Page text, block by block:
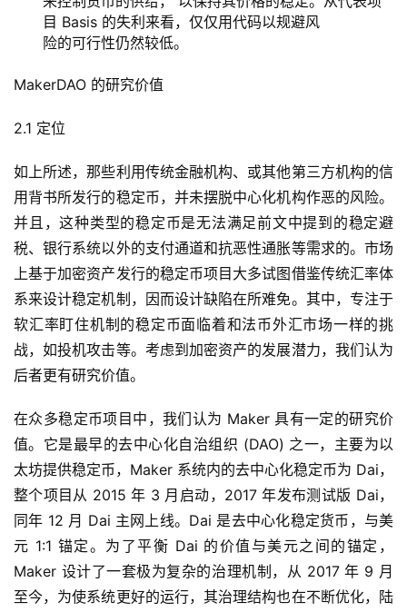
目 Basis 的失利来看，仅仅用代码以规避风
险的可行性仍然较低。
MakerDAO 的研究价值
2.1 定位
如上所述，那些利用传统金融机构、或其他第三方机构的信
用背书所发行的稳定币，并未摆脱中心化机构作恶的风险。
并且，这种类型的稳定币是无法满足前文中提到的稳定避
税、银行系统以外的支付通道和抗恶性通胀等需求的。市场
上基于加密资产发行的稳定币项目大多试图借鉴传统汇率体
系来设计稳定机制，因而设计缺陷在所难免。其中，专注于
软汇率盯住机制的稳定币面临着和法币外汇市场一样的挑
战，如投机攻击等。考虑到加密资产的发展潜力，我们认为
后者更有研究价值。
在众多稳定币项目中，我们认为 Maker 具有一定的研究价
值。它是最早的去中心化自治组织 (DAO) 之一，主要为以
太坊提供稳定币，Maker 系统内的去中心化稳定币为 Dai，
整个项目从 2015 年 3 月启动，2017 年发布测试版 Dai，
同年 12 月 Dai 主网上线。Dai 是去中心化稳定货币，与美
元 1:1 锚定。为了平衡 Dai 的价值与美元之间的锚定，
Maker 设计了一套极为复杂的治理机制，从 2017 年 9 月
至今，为使系统更好的运行，其治理结构也在不断优化，陆